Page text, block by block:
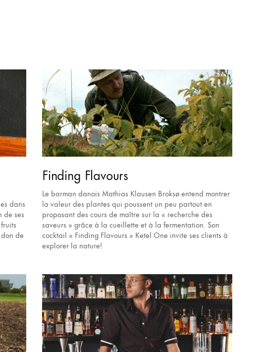
dans
de ses
de
Finding Flavours
Le barman danois Mathias Klausen Broksø entend montrer
la valeur des plantes qui poussent un peu partout en
proposant des cours de maître sur la « recherche des
saveurs » grâce à la cueillette et à la fermentation. Son
cocktail « Finding Flavours » Ketel One invite ses clients à
explorer la nature!